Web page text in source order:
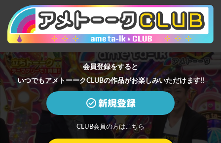
会員登録をすると
いつでもアメトーークCLUBの作品がお楽しみいただけます!!
新規登録
CLUB会員の方はこちら